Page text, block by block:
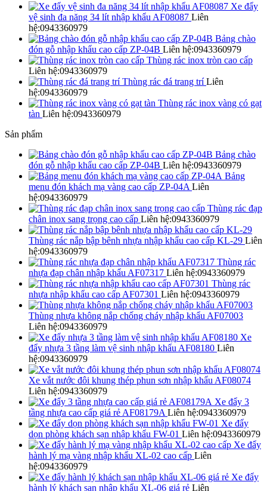
Xe đẩy
vệ sinh đa năng 34 lít nhập khẩu AF08087 Liên
hệ:0943360979
Bảng chào
đón gỗ nhập khẩu cao cấp ZP-04B Liên hệ:0943360979
Thùng rác inox tròn cao cấp
Liên hệ:0943360979
Thùng rác đá trang trí Liên
hệ:0943360979
Thùng rác inox vàng có gạt
tàn Liên hệ:0943360979
Sản phẩm
Bảng chào
đón gỗ nhập khẩu cao cấp ZP-04B Liên hệ:0943360979
Bảng
menu đón khách mạ vàng cao cấp ZP-04A Liên
hệ:0943360979
Thùng rác đạp
chân inox sang trọng cao cấp Liên hệ:0943360979
Thùng rác nắp bập bênh nhựa nhập khẩu cao cấp KL-29 Liên
hệ:0943360979
Thùng rác
nhựa đạp chân nhập khẩu AF07317 Liên hệ:0943360979
Thùng rác
nhựa nhập khẩu cao cấp AF07301 Liên hệ:0943360979
Thùng nhựa không nắp chống cháy nhập khẩu AF07003
Liên hệ:0943360979
Xe
đẩy nhựa 3 tầng làm vệ sinh nhập khẩu AF08180 Liên
hệ:0943360979
Xe vắt nước đôi khung thép phun sơn nhập khẩu AF08074
Liên hệ:0943360979
Xe đẩy 3
tầng nhựa cao cấp giá rẻ AF08179A Liên hệ:0943360979
Xe đẩy
dọn phòng khách sạn nhập khẩu FW-01 Liên hệ:0943360979
Xe đẩy
hành lý mạ vàng nhập khẩu XL-02 cao cấp Liên
hệ:0943360979
Xe đẩy
hành lý khách sạn nhập khẩu XL-06 giá rẻ Liên